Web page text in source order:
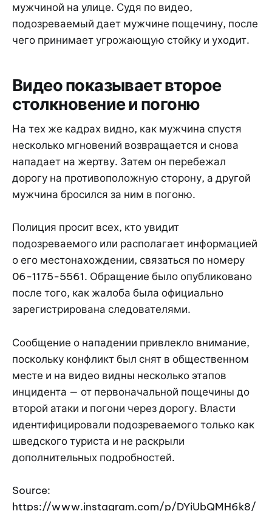
мужчиной на улице. Судя по видео,
подозреваемый дает мужчине пощечину, после
чего принимает угрожающую стойку и уходит.
Видео показывает второе
столкновение и погоню
На тех же кадрах видно, как мужчина спустя
несколько мгновений возвращается и снова
нападает на жертву. Затем он перебежал
дорогу на противоположную сторону, а другой
мужчина бросился за ним в погоню.
Полиция просит всех, кто увидит
подозреваемого или располагает информацией
о его местонахождении, связаться по номеру
06-1175-5561. Обращение было опубликовано
после того, как жалоба была официально
зарегистрирована следователями.
Сообщение о нападении привлекло внимание,
поскольку конфликт был снят в общественном
месте и на видео видны несколько этапов
инцидента — от первоначальной пощечины до
второй атаки и погони через дорогу. Власти
идентифицировали подозреваемого только как
шведского туриста и не раскрыли
дополнительных подробностей.
Source:
https://www.instagram.com/p/DYiUbQMH6k8/